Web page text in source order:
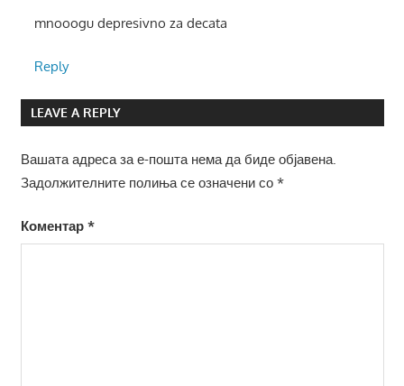
mnooogu depresivno za decata
Reply
LEAVE A REPLY
Вашата адреса за е-пошта нема да биде објавена.
Задолжителните полиња се означени со *
Коментар *